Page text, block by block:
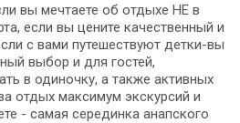
вы мечтаете об отдыхе НЕ в
если вы цените качественный и
с вами путешествуют детки-вы
выбор и для гостей,
в одиночку, а также активных
отдых максимум экскурсий и
- самая серединка анапского